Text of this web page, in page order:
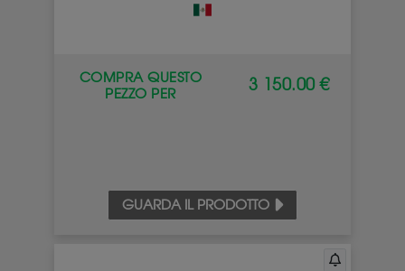
COMPRA QUESTO
PEZZO PER
3 150.00 €
GUARDA IL PRODOTTO